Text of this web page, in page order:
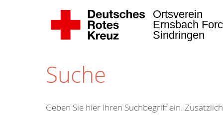
Ortsverein
Ernsbach
Sindringen
Suche
Geben Sie hier Ihren Suchbegriff ein.